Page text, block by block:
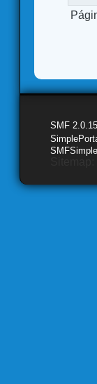
SMF 2.0.15